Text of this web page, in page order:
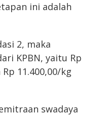
ini adalah
2, maka
KPBN, yaitu Rp
11.400,00/kg
swadaya